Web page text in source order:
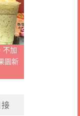
不加
園新